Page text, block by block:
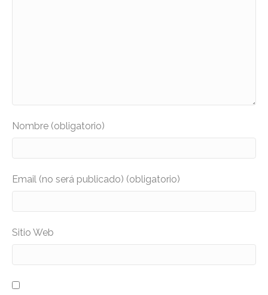
Nombre (obligatorio)
Email (no será publicado) (obligatorio)
Sitio Web